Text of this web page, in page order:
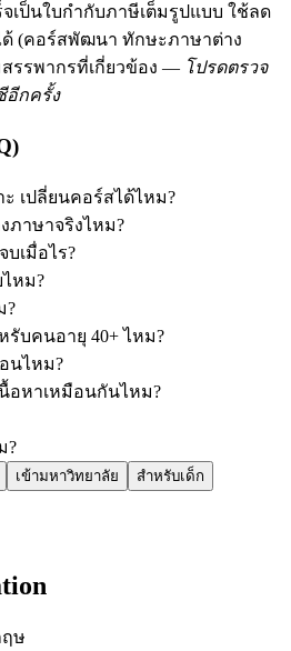
จเป็นใบกำกับภาษีเต็มรูปแบบ ใช้ลด
(คอร์สพัฒนา ทักษะภาษาต่าง
รรพากรที่เกี่ยวข้อง — โปรดตรวจ
อีกครั้ง
เปลี่ยนคอร์สได้ไหม?
ภาษาจริงไหม?
เมื่อไร?
หม?
?
บคนอายุ 40+ ไหม?
นไหม?
นื้อหาเหมือนกันไหม?
?
เข้ามหาวิทยาลัย สำหรับเด็ก
ษ